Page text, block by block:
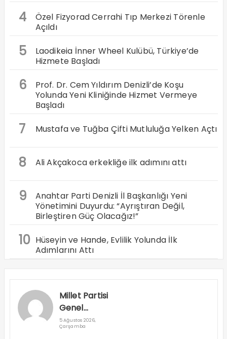
4
Özel Fizyorad Cerrahi Tıp Merkezi Törenle
Açıldı
5
Laodikeia İnner Wheel Kulübü, Türkiye’de
Hizmete Başladı
6
Prof. Dr. Cem Yıldırım Denizli’de Koşu
Yolunda Yeni Kliniğinde Hizmet Vermeye
Başladı
7 Mustafa ve Tuğba Çifti Mutluluğa Yelken Açtı
8 Ali Akçakoca erkekliğe ilk adımını attı
9
Anahtar Parti Denizli İl Başkanlığı Yeni
Yönetimini Duyurdu: “Ayrıştıran Değil,
Birleştiren Güç Olacağız!”
10 Hüseyin ve Hande, Evlilik Yolunda İlk
Adımlarını Attı
Millet Partisi
Genel
Başkanı
Cuma
5 Ağustos 2026,
Çarşamba